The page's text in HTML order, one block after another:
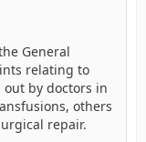
General
relating to
by doctors in
others
repair.